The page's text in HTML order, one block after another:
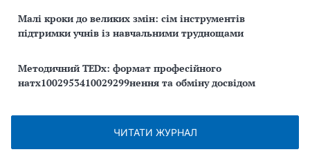
Малі кроки до великих змін: сім інструментів
підтримки учнів із навчальними труднощами
Методичний TEDx: формат професійного
натх1002953410029299нення та обміну досвідом
ЧИТАТИ ЖУРНАЛ